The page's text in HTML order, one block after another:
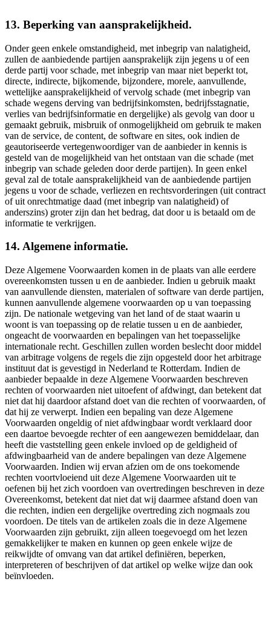
13. Beperking van aansprakelijkheid.
Onder geen enkele omstandigheid, met inbegrip van nalatigheid,
zullen de aanbiedende partijen aansprakelijk zijn jegens u of een
derde partij voor schade, met inbegrip van maar niet beperkt tot,
directe, indirecte, bijkomende, bijzondere, morele, aanvullende,
wettelijke aansprakelijkheid of vervolg schade (met inbegrip van
schade wegens derving van bedrijfsinkomsten, bedrijfsstagnatie,
verlies van bedrijfsinformatie en dergelijke) als gevolg van door u
gemaakt gebruik, misbruik of onmogelijkheid om gebruik te maken
van de service, de content, de software en sites, ook indien de
geautoriseerde vertegenwoordiger van de aanbieder in kennis is
gesteld van de mogelijkheid van het ontstaan van die schade (met
inbegrip van schade geleden door derde partijen). In geen enkel
geval zal de totale aansprakelijkheid van de aanbiedende partijen
jegens u voor de schade, verliezen en rechtsvorderingen (uit contract
of uit onrechtmatige daad (met inbegrip van nalatigheid) of
anderszins) groter zijn dan het bedrag, dat door u is betaald om de
informatie te verkrijgen.
14. Algemene informatie.
Deze Algemene Voorwaarden komen in de plaats van alle eerdere
overeenkomsten tussen u en de aanbieder. Indien u gebruik maakt
van aanvullende diensten, materialen of software van derde partijen,
kunnen aanvullende algemene voorwaarden op u van toepassing
zijn. De nationale wetgeving van het land of de staat waarin u
woont is van toepassing op de relatie tussen u en de aanbieder,
ongeacht de voorwaarden en bepalingen van het toepasselijke
internationale recht. Geschillen zullen worden beslecht door middel
van arbitrage volgens de regels die zijn opgesteld door het arbitrage
instituut dat is gevestigd in Nederland te Rotterdam. Indien de
aanbieder bepaalde in deze Algemene Voorwaarden beschreven
rechten of voorwaarden niet uitoefent of afdwingt, dan betekent dat
niet dat hij daardoor afstand doet van die rechten of voorwaarden, of
dat hij ze verwerpt. Indien een bepaling van deze Algemene
Voorwaarden ongeldig of niet afdwingbaar wordt verklaard door
een daartoe bevoegde rechter of een aangewezen bemiddelaar, dan
heeft die vaststelling geen enkele invloed op de geldigheid of
afdwingbaarheid van de andere bepalingen van deze Algemene
Voorwaarden. Indien wij ervan afzien om de ons toekomende
rechten voortvloeiend uit deze Algemene Voorwaarden uit te
oefenen bij het zich voordoen van overtredingen beschreven in deze
Overeenkomst, betekent dat niet dat wij daarmee afstand doen van
die rechten, indien een dergelijke overtreding zich nogmaals zou
voordoen. De titels van de artikelen zoals die in deze Algemene
Voorwaarden zijn gebruikt, zijn alleen toegevoegd om het lezen
gemakkelijker te maken en kunnen op geen enkele wijze de
reikwijdte of omvang van dat artikel definiëren, beperken,
interpreteren of beschrijven of dat artikel op welke wijze dan ook
beïnvloeden.